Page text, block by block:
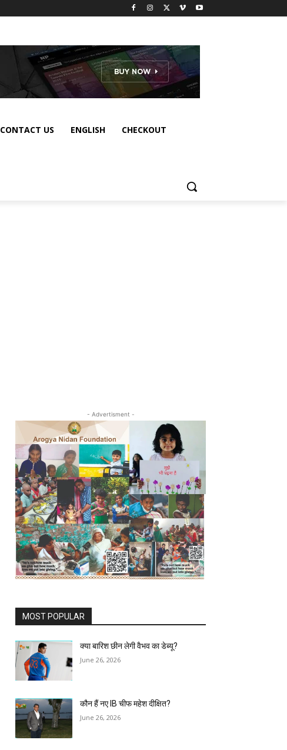
CONTACT US ENGLISH CHECKOUT
- Advertisment -
MOST POPULAR
क्या बारिश छीन लेगी वैभव का डेब्यू?
June 26, 2026
कौन हैं नए IB चीफ महेश दीक्षित?
June 26, 2026